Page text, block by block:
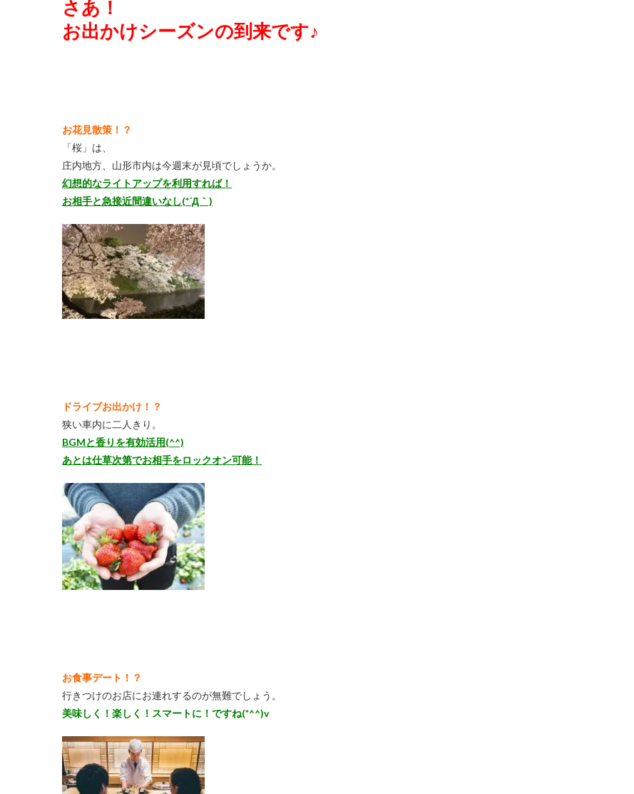
さあ！
お出かけシーズンの到来です♪
お花見散策！？
「桜」は、
庄内地方、山形市内は今週末が見頃でしょうか。
幻想的なライトアップを利用すれば！
お相手と急接近間違いなし(*´Д｀)
ドライブお出かけ！？
狭い車内に二人きり。
BGMと香りを有効活用(^^)
あとは仕草次第でお相手をロックオン可能！
お食事デート！？
行きつけのお店にお連れするのが無難でしょう。
美味しく！楽しく！スマートに！ですね(*^^)v